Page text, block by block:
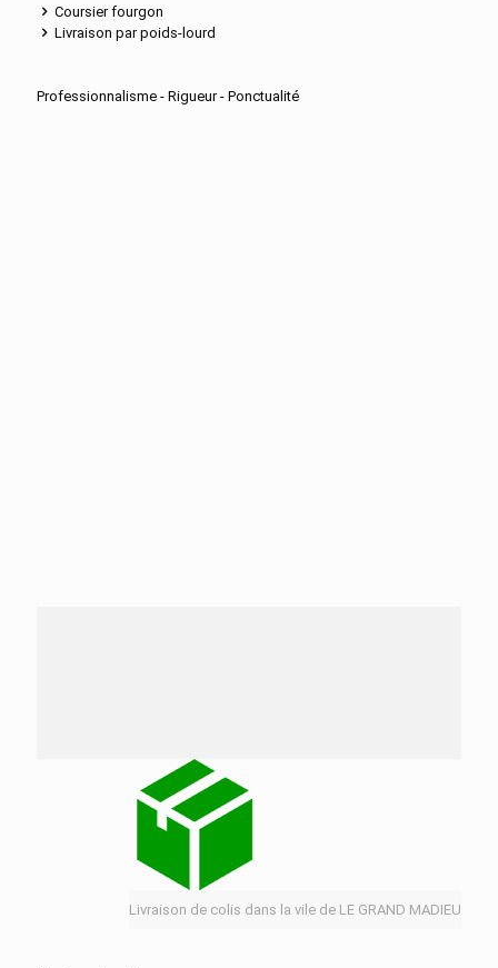
Coursier fourgon
Livraison par poids-lourd
Professionnalisme - Rigueur - Ponctualité
Livraison de colis dans la vile de LE GRAND MADIEU